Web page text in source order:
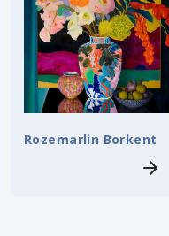
Rozemarlin Borkent